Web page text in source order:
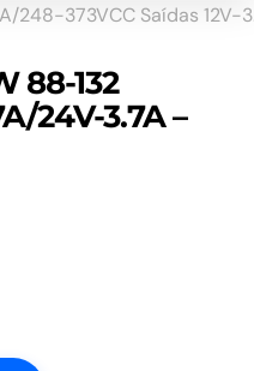
248-373VCC Saídas 12V-
88-132
24V-3.7A –